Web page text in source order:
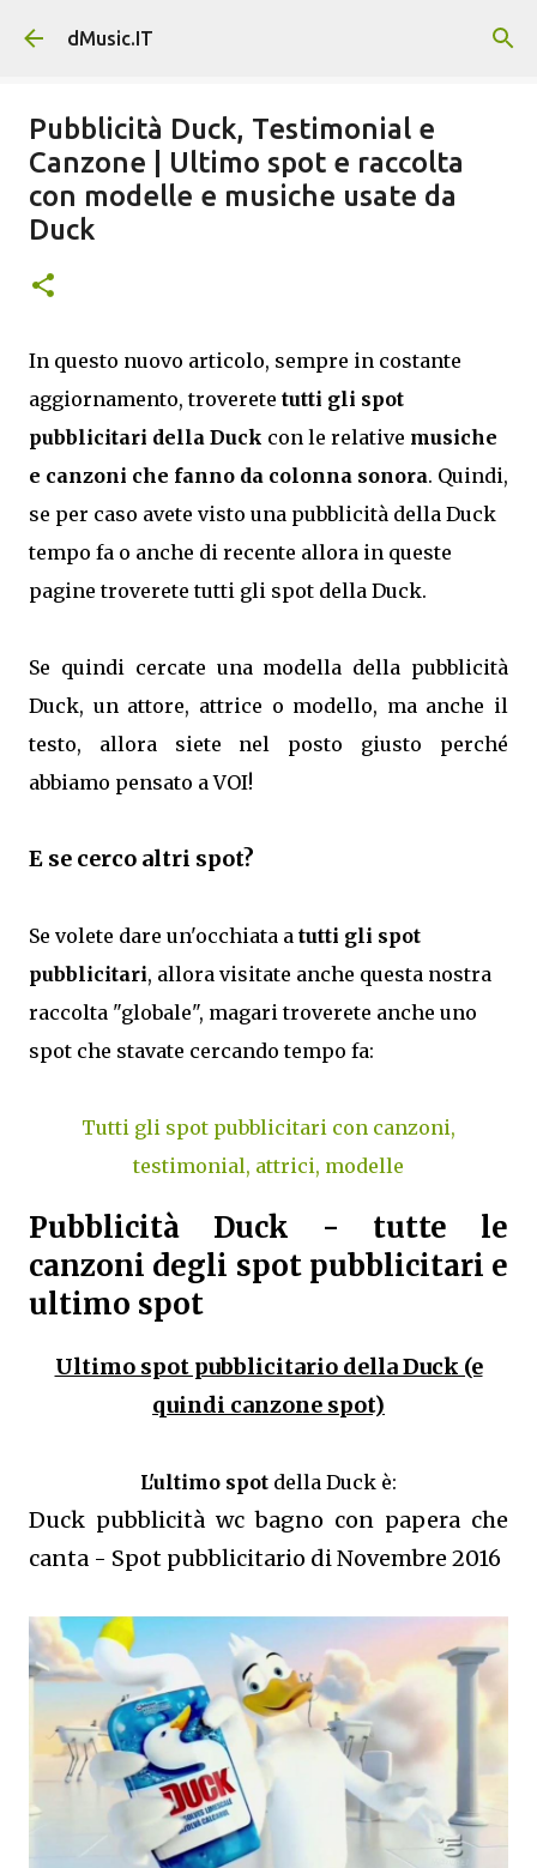
Passa ai contenuti principali
dMusic.IT
Pubblicità Duck, Testimonial e
Canzone | Ultimo spot e raccolta
con modelle e musiche usate da
Duck
In questo nuovo articolo, sempre in costante
aggiornamento, troverete tutti gli spot
pubblicitari della Duck con le relative musiche
e canzoni che fanno da colonna sonora. Quindi,
se per caso avete visto una pubblicità della Duck
tempo fa o anche di recente allora in queste
pagine troverete tutti gli spot della Duck.
Se quindi cercate una modella della pubblicità
Duck, un attore, attrice o modello, ma anche il
testo, allora siete nel posto giusto perché
abbiamo pensato a VOI!
E se cerco altri spot?
Se volete dare un'occhiata a tutti gli spot
pubblicitari, allora visitate anche questa nostra
raccolta "globale", magari troverete anche uno
spot che stavate cercando tempo fa:
Tutti gli spot pubblicitari con canzoni,
testimonial, attrici, modelle
Pubblicità Duck - tutte le
canzoni degli spot pubblicitari e
ultimo spot
Ultimo spot pubblicitario della Duck (e
quindi canzone spot)
L'ultimo spot della Duck è:
Duck pubblicità wc bagno con papera che
canta - Spot pubblicitario di Novembre 2016